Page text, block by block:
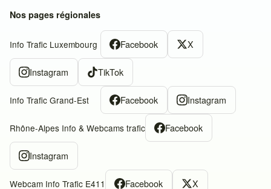
Nos pages régionales
Info Trafic Luxembourg Facebook X
Instagram TikTok
Info Trafic Grand-Est Facebook Instagram
Rhône-Alpes Info & Webcams trafic Facebook
Instagram
Webcam Info Trafic E411 Facebook X